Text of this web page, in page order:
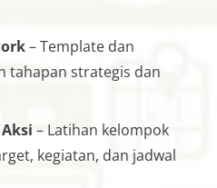
– Template dan
tahapan strategis dan
– Latihan kelompok
kegiatan, dan jadwal